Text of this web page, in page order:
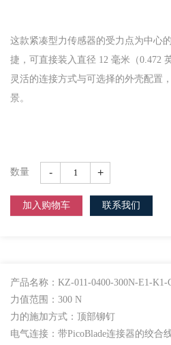
这款紧凑型力传感器的受力点为中心
捷，可直接装入直径 12 毫米（0.472
灵活的连接方式与可选择的外壳配置
景。
数量 - +
加入购物车 联系我们
产品名称：KZ-011-0400-300N-E1-K1-
力值范围：300 N
力的施加方式：顶部铆钉
电气连接：带PicoBlade连接器的绞合